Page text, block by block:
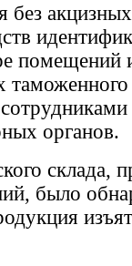
без
помещений
органов.
склада,
было